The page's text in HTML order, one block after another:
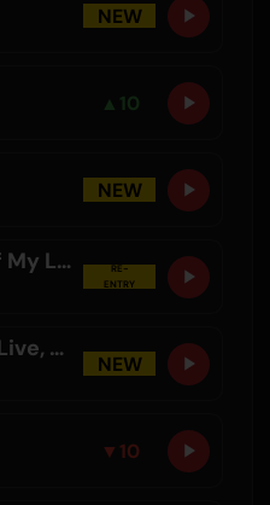
NEW
▲ 10
NEW
The Time Of My Life
RE-
ENTRY
Too Fast To Live, Too Young To Die
NEW
▼ 10